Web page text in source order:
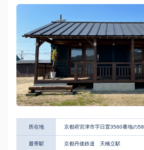
所在地 京都府宮津市字日置3560番地の58
最寄駅 京都丹後鉄道 天橋立駅